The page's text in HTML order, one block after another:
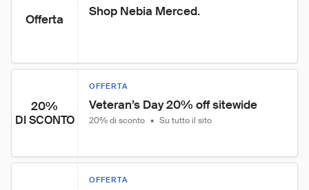
Offerta
Shop Nebia Merced.
20%
DI SCONTO
OFFERTA
Veteran’s Day 20% off sitewide
20% di sconto • Su tutto il sito
OFFERTA